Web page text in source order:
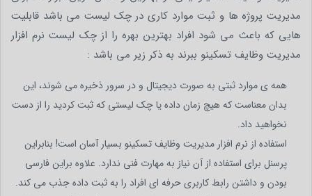
مدیریت پروژه ها و ثبت موارد کاری در چک لیست می باشد قابلیت
هایی که باعث می شود افراد بهترین بهره را از چک لیست نرم افزار
مدیریت وظایف تسکینو ببرند به ذکر زیر می باشد :
همه ی موارد ثبتی به صورت دیجیتال و در سرور ذخیره می شوند، این
بدان معناست که هیچ زمان داده یا چک لیستی که ثبت کردید را از دست
نخواهید داد.
استفاده از نرم افزار مدیریت وظایف تسکینو بسیار آسان است! بنابراین
پرسنل برای استفاده از آن نیاز به مهارت فنی ندارد. علاوه براین فارسی
بودن و داشتن رابط کاربری حرفه ای افراد را به ثبت داده جذب می کند.